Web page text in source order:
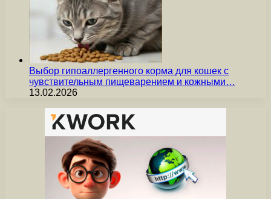
Выбор гипоаллергенного корма для кошек с
чувствительным пищеварением и кожными…
13.02.2026